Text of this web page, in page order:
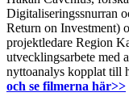
Digitaliseringssnurran
Return on Investment)
projektledare Region
utvecklingsarbete med
nyttoanalys kopplat till
och se filmerna här>>